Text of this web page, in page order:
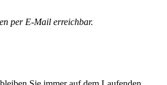
per E-Mail erreichbar.